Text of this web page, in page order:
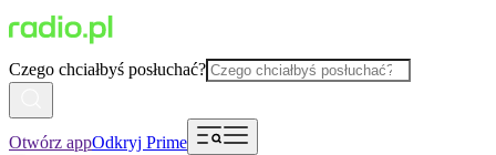
Czego chciałbyś posłuchać?
Otwórz appOdkryj Prime